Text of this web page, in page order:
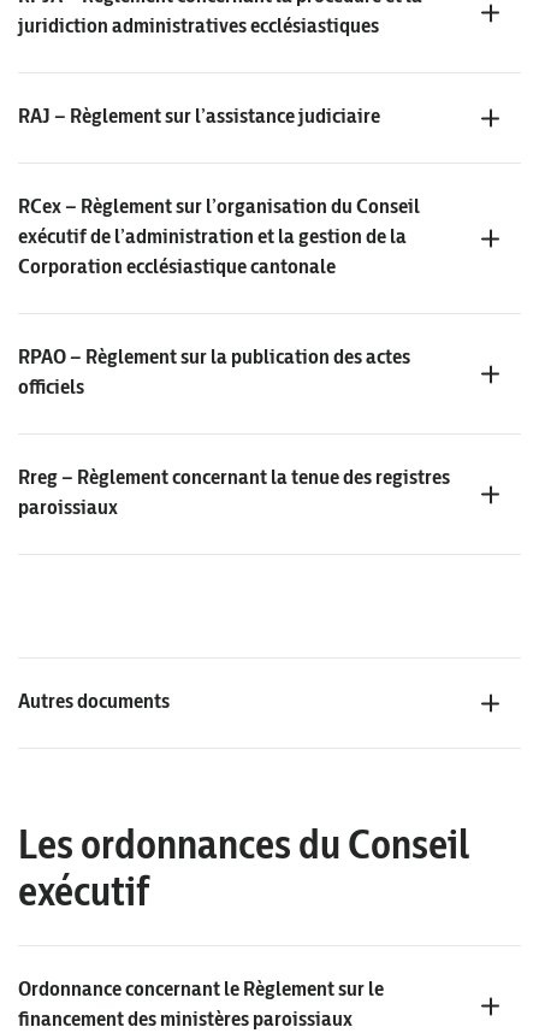
juridiction administratives ecclésiastiques
RAJ – Règlement sur l’assistance judiciaire
RCex – Règlement sur l’organisation du Conseil
exécutif de l’administration et la gestion de la
Corporation ecclésiastique cantonale
RPAO – Règlement sur la publication des actes
officiels
Rreg – Règlement concernant la tenue des registres
paroissiaux
Autres documents
Les ordonnances du Conseil
exécutif
Ordonnance concernant le Règlement sur le
financement des ministères paroissiaux